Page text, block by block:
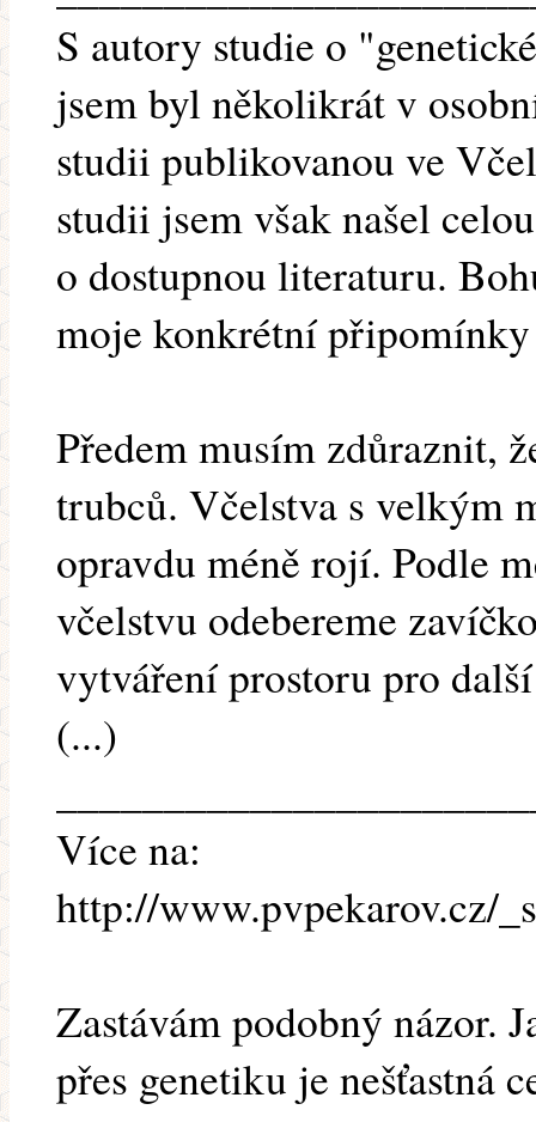
S autory studie o
jsem byl několikrát v
studii publikovanou ve
studii jsem však našel
o dostupnou literaturu.
moje konkrétní
Předem musím zdůraznit,
trubců. Včelstva s velkým
opravdu méně rojí. Podle
včelstvu odebereme
vytváření prostoru pro
(...)
Více na:
http://www.pvpekarov.cz/
Zastávám podobný názor.
přes genetiku je nešťastná